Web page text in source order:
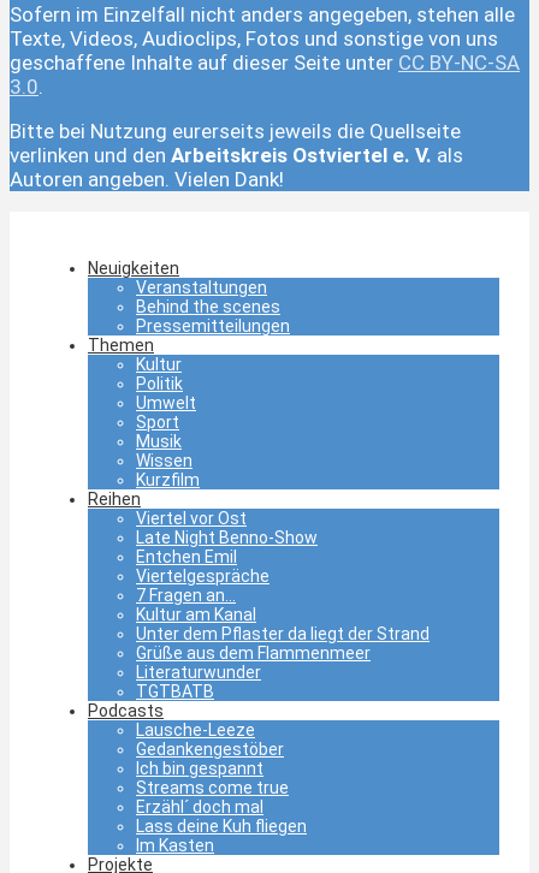
Sofern im Einzelfall nicht anders angegeben, stehen alle
Texte, Videos, Audioclips, Fotos und sonstige von uns
geschaffene Inhalte auf dieser Seite unter CC BY-NC-SA
3.0.
Bitte bei Nutzung eurerseits jeweils die Quellseite
verlinken und den Arbeitskreis Ostviertel e. V. als
Autoren angeben. Vielen Dank!
Neuigkeiten
Veranstaltungen
Behind the scenes
Pressemitteilungen
Themen
Kultur
Politik
Umwelt
Sport
Musik
Wissen
Kurzfilm
Reihen
Viertel vor Ost
Late Night Benno-Show
Entchen Emil
Viertelgespräche
7 Fragen an…
Kultur am Kanal
Unter dem Pflaster da liegt der Strand
Grüße aus dem Flammenmeer
Literaturwunder
TGTBATB
Podcasts
Lausche-Leeze
Gedankengestöber
Ich bin gespannt
Streams come true
Erzähl´ doch mal
Lass deine Kuh fliegen
Im Kasten
Projekte